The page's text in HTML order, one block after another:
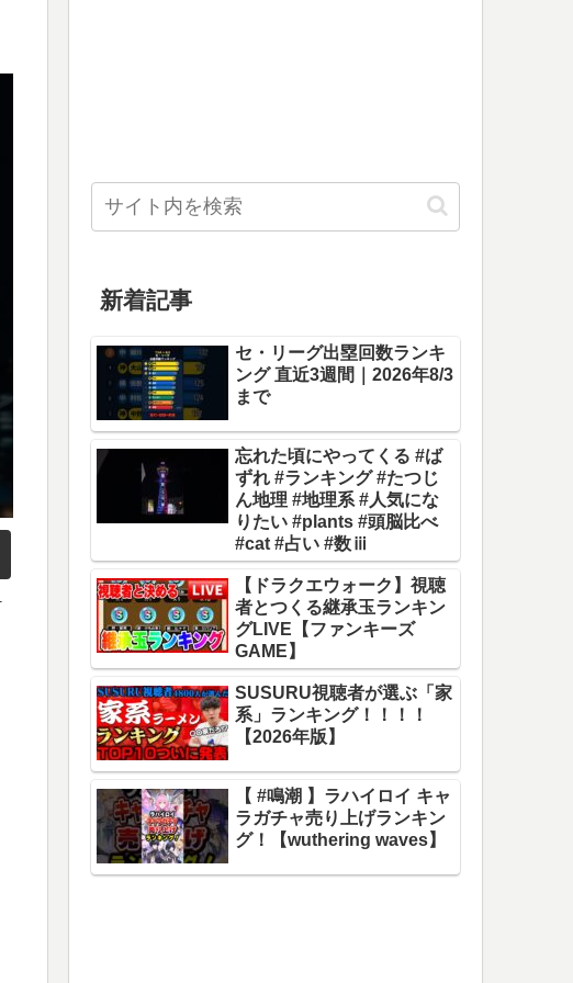
新着記事
セ・リーグ出塁回数ランキ
ング 直近3週間｜2026年8/3
まで
忘れた頃にやってくる #ば
ずれ #ランキング #たつじ
ん地理 #地理系 #人気にな
りたい #plants #頭脳比べ
#cat #占い #数ⅲ
【ドラクエウォーク】視聴
者とつくる継承玉ランキン
グLIVE【ファンキーズ
GAME】
SUSURU視聴者が選ぶ「家
系」ランキング！！！！
【2026年版】
【 #鳴潮 】ラハイロイ キャ
ラガチャ売り上げランキン
グ！【wuthering waves】